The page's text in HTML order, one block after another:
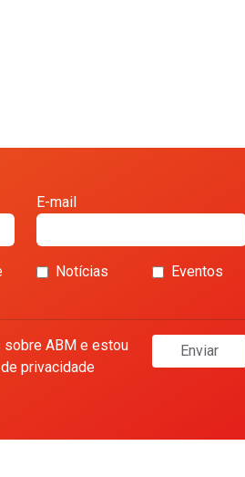
E-mail
Notícias
Eventos
ABM e estou
privacidade
Enviar